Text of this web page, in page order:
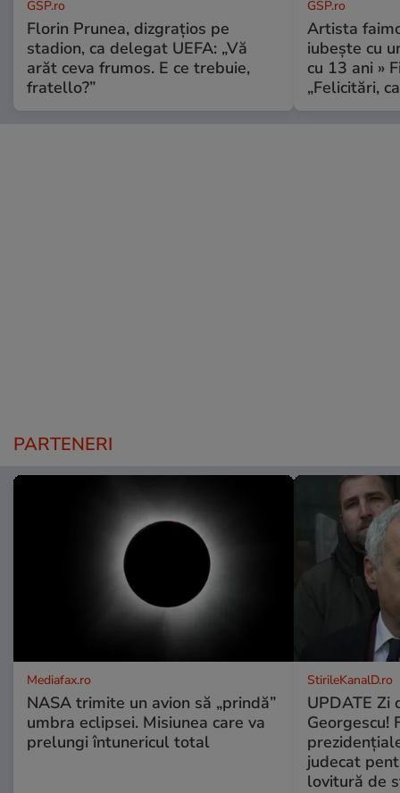
GSP.ro
Florin Prunea, dizgrațios pe
stadion, ca delegat UEFA: „Vă
arăt ceva frumos. E ce trebuie,
fratello?”
GSP.ro
Artista
iubește cu
cu 13 ani »
„Felicitări,
PARTENERI
Mediafax.ro
NASA trimite un avion să „prindă”
umbra eclipsei. Misiunea care va
prelungi întunericul total
StirileKanalD.ro
UPDATE Zi
Georgescu!
judecat
lovitură de